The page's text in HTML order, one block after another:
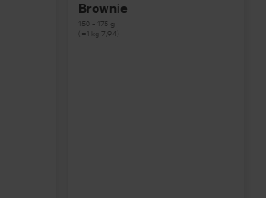
Brownie
150 - 175 g
(=1 kg 7,94)